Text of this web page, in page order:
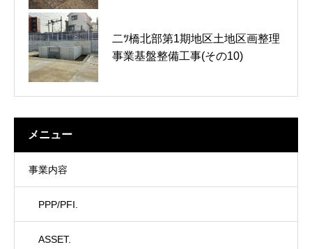
二ﾂ橋北部第1期地区土地区画整理
事業基盤整備工事(その10)
大田区 建築土木関係優良工事表彰
受賞
ＳＵＶパトロール車を導入しまし
た。
メニュー
事業内容
PPP/PFI.
ASSET.